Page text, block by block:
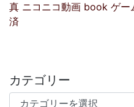
真 ニコニコ動画 book ゲー
済
カテゴリー
カテゴリー